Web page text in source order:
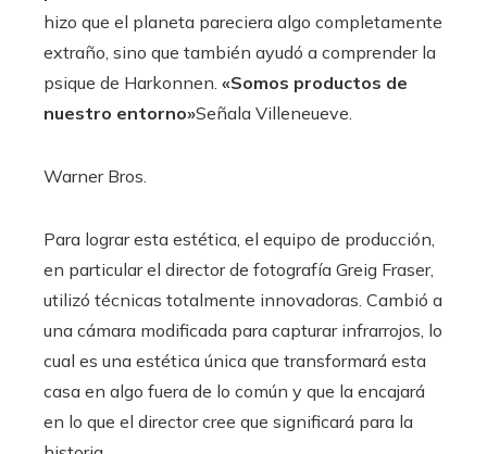
hizo que el planeta pareciera algo completamente
extraño, sino que también ayudó a comprender la
psique de Harkonnen. «Somos productos de
nuestro entorno»Señala Villeneueve.
Warner Bros.
Para lograr esta estética, el equipo de producción,
en particular el director de fotografía Greig Fraser,
utilizó técnicas totalmente innovadoras. Cambió a
una cámara modificada para capturar infrarrojos, lo
cual es una estética única que transformará esta
casa en algo fuera de lo común y que la encajará
en lo que el director cree que significará para la